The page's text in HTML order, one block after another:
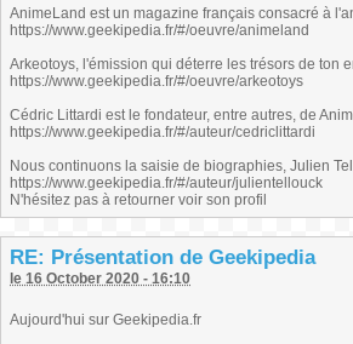
AnimeLand est un magazine français consacré à
https://www.geekipedia.fr/#/oeuvre/animeland
Arkeotoys, l'émission qui déterre les trésors de ton
https://www.geekipedia.fr/#/oeuvre/arkeotoys
Cédric Littardi est le fondateur, entre autres, de
https://www.geekipedia.fr/#/auteur/cedriclittardi
Nous continuons la saisie de biographies, Julien
https://www.geekipedia.fr/#/auteur/julientellouck
N'hésitez pas à retourner voir son profil
RE: Présentation de Geekipedia
le 16 October 2020 - 16:10
Aujourd'hui sur Geekipedia.fr